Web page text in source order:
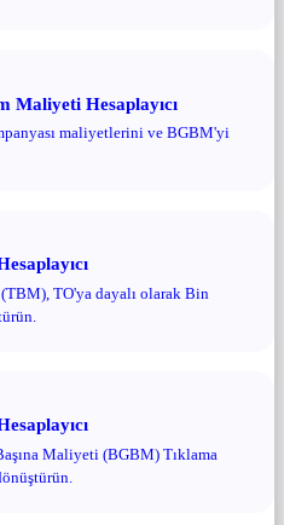
Maliyeti Hesaplayıcı
maliyetlerini ve BGBM'yi
TO'ya dayalı olarak Bin
Maliyeti (BGBM) Tıklama